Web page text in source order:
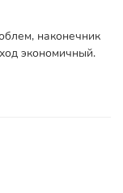
наконечник
экономичный.